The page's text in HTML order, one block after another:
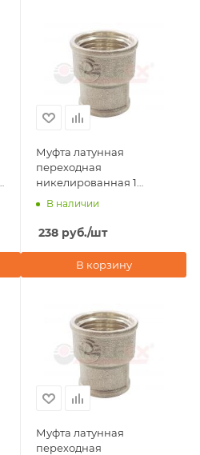
Муфта латунная
переходная
никелированная 1
1/4"х3/4" внутренняя
В наличии
238 руб./шт
В корзину
Муфта латунная
переходная